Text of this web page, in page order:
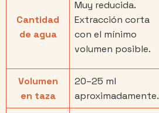
Cantidad
de agua
Muy reducida.
Extracción corta
con el mínimo
volumen posible.
Volumen
en taza
20–25 ml
aproximadamente.